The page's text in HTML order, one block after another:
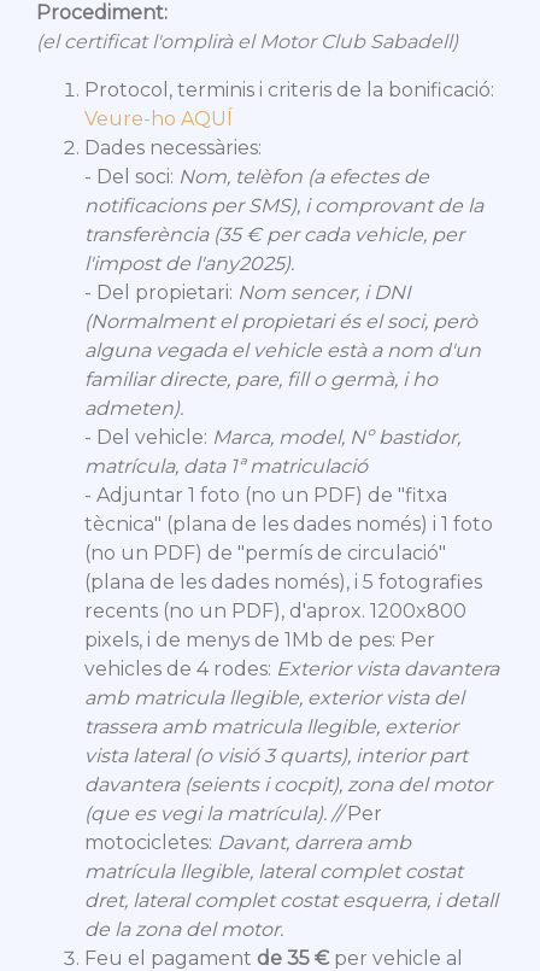
Procediment:
(el certificat l'omplirà el Motor Club Sabadell)
Protocol, terminis i criteris de la bonificació:
Veure-ho AQUÍ
Dades necessàries:
- Del soci: Nom, telèfon (a efectes de
notificacions per SMS), i comprovant de la
transferència (35 € per cada vehicle, per
l'impost de l'any2025).
- Del propietari: Nom sencer, i DNI
(Normalment el propietari és el soci, però
alguna vegada el vehicle està a nom d'un
familiar directe, pare, fill o germà, i ho
admeten).
- Del vehicle: Marca, model, Nº bastidor,
matrícula, data 1ª matriculació
- Adjuntar 1 foto (no un PDF) de "fitxa
tècnica" (plana de les dades només) i 1 foto
(no un PDF) de "permís de circulació"
(plana de les dades només), i 5 fotografies
recents (no un PDF), d'aprox. 1200x800
pixels, i de menys de 1Mb de pes: Per
vehicles de 4 rodes: Exterior vista davantera
amb matricula llegible, exterior vista del
trassera amb matricula llegible, exterior
vista lateral (o visió 3 quarts), interior part
davantera (seients i cocpit), zona del motor
(que es vegi la matrícula). //Per
motocicletes: Davant, darrera amb
matrícula llegible, lateral complet costat
dret, lateral complet costat esquerra, i detall
de la zona del motor.
Feu el pagament de 35 €per vehicle al